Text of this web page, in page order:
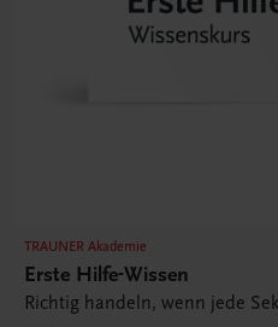
TRAUNER Akademie
Erste Hilfe-Wissen
Richtig handeln, wenn jede